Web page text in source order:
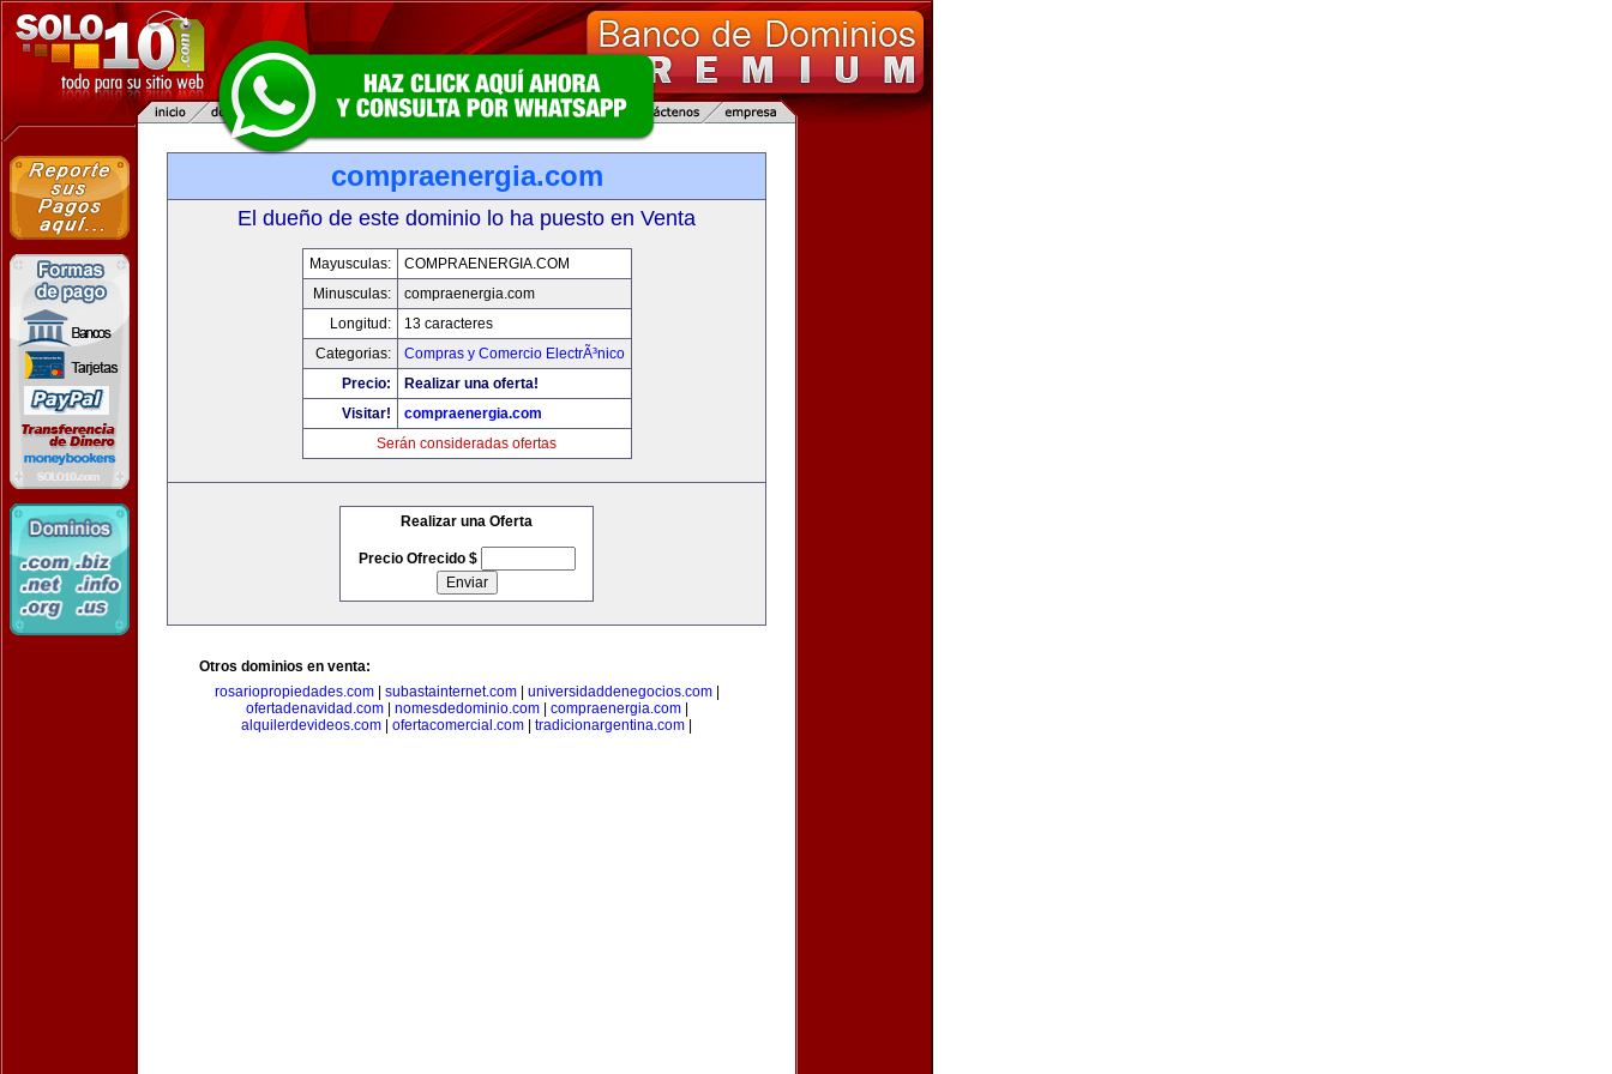
compraenergia.com
El dueño de este dominio lo ha puesto en Venta
Mayusculas:
COMPRAENERGIA.COM
Minusculas:
compraenergia.com
Longitud:
13 caracteres
Categorias:
Compras y Comercio ElectrÃ³nico
Precio:
Realizar una oferta!
Visitar!
compraenergia.com
Serán consideradas ofertas
Realizar una Oferta
Precio Ofrecido $
Otros dominios en venta:
rosariopropiedades.com| subastainternet.com| universidaddenegocios.com|
ofertadenavidad.com| nomesdedominio.com| compraenergia.com|
alquilerdevideos.com
ofertacomercial.com tradicionargentina.com